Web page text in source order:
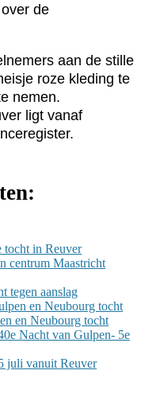
de
aan de stille
roze kleding te
nemen.
ligt vanaf
tocht in Reuver
centrum Maastricht
tegen aanslag
en Neubourg tocht
en Neubourg tocht
Nacht van Gulpen- 5e
juli vanuit Reuver